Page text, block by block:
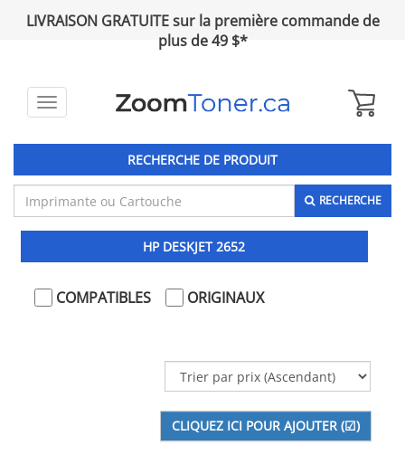
LIVRAISON GRATUITE sur la première commande de
plus de 49 $*
Toggle
RECHERCHE DE PRODUIT
RECHERCHE
HP DESKJET 2652
COMPATIBLES ORIGINAUX